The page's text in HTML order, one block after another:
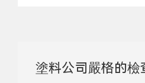
塗料公司嚴格的